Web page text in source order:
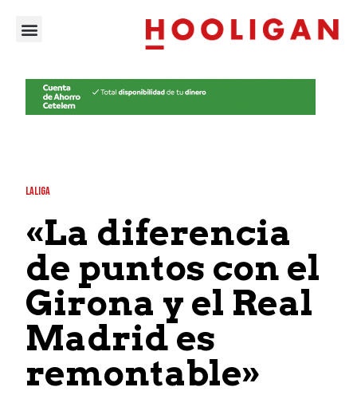
LALIGA
«La diferencia
de puntos con el
Girona y el Real
Madrid es
remontable»